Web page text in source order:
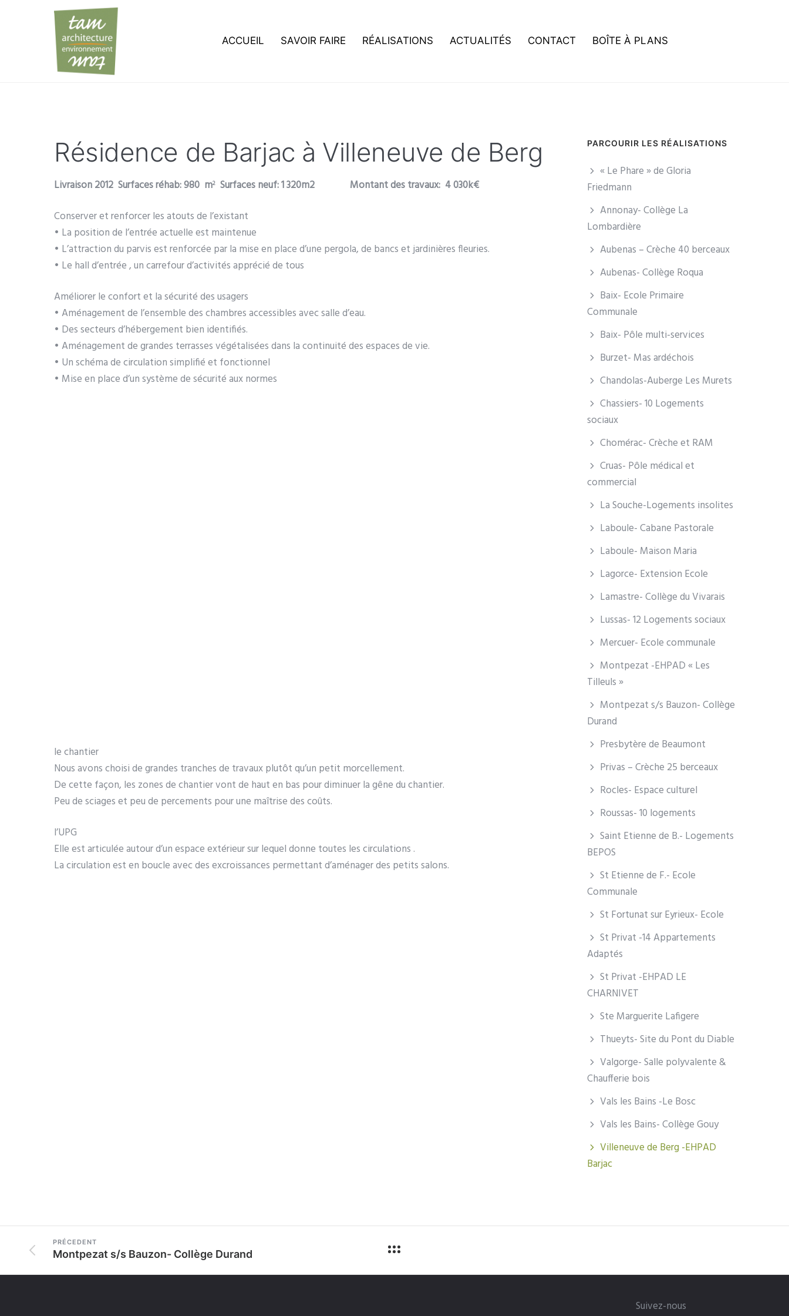
ACCUEIL SAVOIR FAIRE RÉALISATIONS ACTUALITÉS CONTACT BOÎTE À PLANS
Résidence de Barjac à Villeneuve de Berg
Livraison 2012 Surfaces réhab: 980 m2 Surfaces neuf: 1 320m2 Montant des travaux: 4 030k€
Conserver et renforcer les atouts de l’existant
• La position de l’entrée actuelle est maintenue
• L’attraction du parvis est renforcée par la mise en place d’une pergola, de bancs et jardinières fleuries.
• Le hall d’entrée , un carrefour d’activités apprécié de tous
Améliorer le confort et la sécurité des usagers
• Aménagement de l’ensemble des chambres accessibles avec salle d’eau.
• Des secteurs d’hébergement bien identifiés.
• Aménagement de grandes terrasses végétalisées dans la continuité des espaces de vie.
• Un schéma de circulation simplifié et fonctionnel
• Mise en place d’un système de sécurité aux normes
le chantier
Nous avons choisi de grandes tranches de travaux plutôt qu’un petit morcellement.
De cette façon, les zones de chantier vont de haut en bas pour diminuer la gêne du chantier.
Peu de sciages et peu de percements pour une maîtrise des coûts.
l’UPG
Elle est articulée autour d’un espace extérieur sur lequel donne toutes les circulations .
La circulation est en boucle avec des excroissances permettant d’aménager des petits salons.
PARCOURIR LES RÉALISATIONS
« Le Phare » de Gloria
Friedmann
Annonay- Collège La
Lombardière
Aubenas – Crèche 40 berceaux
Aubenas- Collège Roqua
Baix- Ecole Primaire
Communale
Baix- Pôle multi-services
Burzet- Mas ardéchois
Chandolas-Auberge Les Murets
Chassiers- 10 Logements
sociaux
Chomérac- Crèche et RAM
Cruas- Pôle médical et
commercial
La Souche-Logements insolites
Laboule- Cabane Pastorale
Laboule- Maison Maria
Lagorce- Extension Ecole
Lamastre- Collège du Vivarais
Lussas- 12 Logements sociaux
Mercuer- Ecole communale
Montpezat -EHPAD « Les
Tilleuls »
Montpezat s/s Bauzon- Collège
Durand
Presbytère de Beaumont
Privas – Crèche 25 berceaux
Rocles- Espace culturel
Roussas- 10 logements
Saint Etienne de B.- Logements
BEPOS
St Etienne de F.- Ecole
Communale
St Fortunat sur Eyrieux- Ecole
St Privat -14 Appartements
Adaptés
St Privat -EHPAD LE
CHARNIVET
Ste Marguerite Lafigere
Thueyts- Site du Pont du Diable
Valgorge- Salle polyvalente &
Chaufferie bois
Vals les Bains -Le Bosc
Vals les Bains- Collège Gouy
Villeneuve de Berg -EHPAD
Barjac
PRÉCEDENT
Montpezat s/s Bauzon- Collège Durand
Suivez-nous